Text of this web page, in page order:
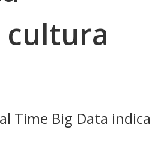
cultura
Time Big Data indica